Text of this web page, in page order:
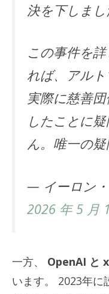
決を下しまし
この事件を
れば、アル
実際に慈善
したことに
ん。唯一の
— イーロン・
2026 年 5 月
一方、 OpenAI と
います。 2023年に